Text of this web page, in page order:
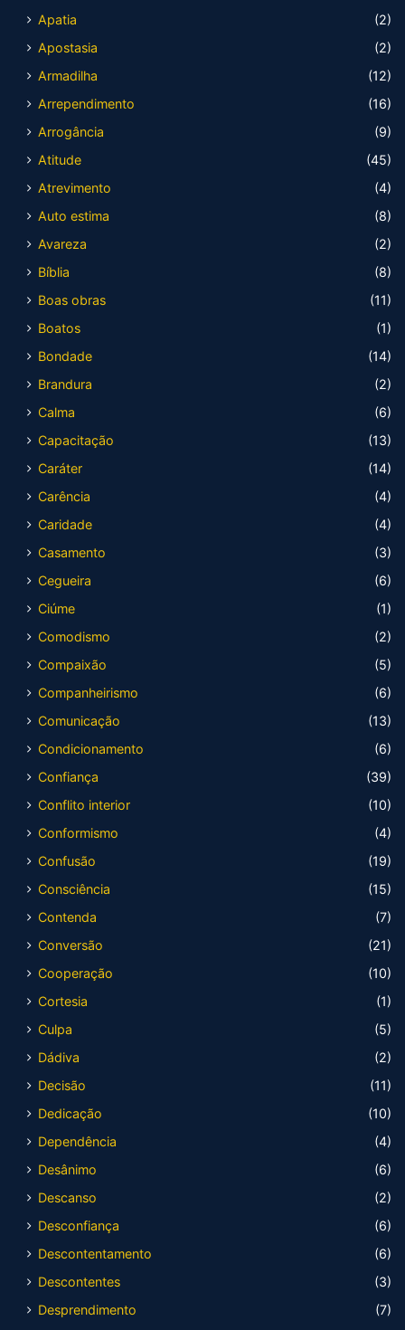
Apatia
(2)
Apostasia
(2)
Armadilha
(12)
Arrependimento
(16)
Arrogância
(9)
Atitude
(45)
Atrevimento
(4)
Auto estima
(8)
Avareza
(2)
Bíblia
(8)
Boas obras
(11)
Boatos
(1)
Bondade
(14)
Brandura
(2)
Calma
(6)
Capacitação
(13)
Caráter
(14)
Carência
(4)
Caridade
(4)
Casamento
(3)
Cegueira
(6)
Ciúme
(1)
Comodismo
(2)
Compaixão
(5)
Companheirismo
(6)
Comunicação
(13)
Condicionamento
(6)
Confiança
(39)
Conflito interior
(10)
Conformismo
(4)
Confusão
(19)
Consciência
(15)
Contenda
(7)
Conversão
(21)
Cooperação
(10)
Cortesia
(1)
Culpa
(5)
Dádiva
(2)
Decisão
(11)
Dedicação
(10)
Dependência
(4)
Desânimo
(6)
Descanso
(2)
Desconfiança
(6)
Descontentamento
(6)
Descontentes
(3)
Desprendimento
(7)